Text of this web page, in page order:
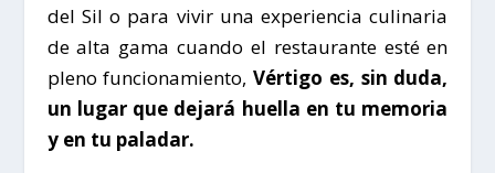
del Sil o para vivir una experiencia culinaria
de alta gama cuando el restaurante esté en
pleno funcionamiento,Vértigo es, sin duda,
un lugar que dejará huella en tu memoria
y en tu paladar.